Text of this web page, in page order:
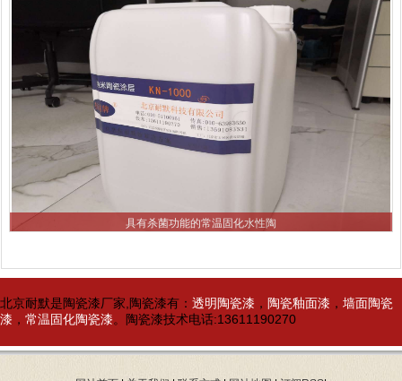
具有杀菌功能的常温固化水性陶
北京耐默是陶瓷漆厂家,陶瓷漆有： 透明陶瓷漆 ， 陶瓷釉面漆 ， 墙面陶瓷
漆 ， 常温固化陶瓷漆。陶瓷漆技术电话:13611190270